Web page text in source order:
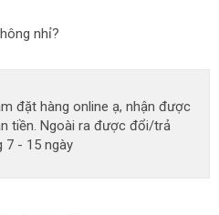
nhỉ?
đặt hàng online ạ, nhận được
tiền. Ngoài ra được đổi/trả
7 - 15 ngày